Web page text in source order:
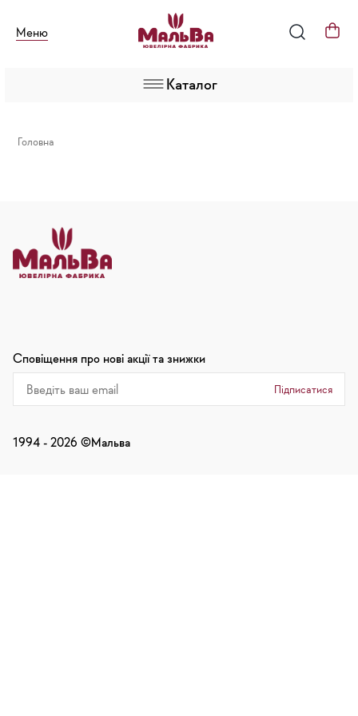
Меню
Каталог
Головна
Сповіщення про нові акції та знижки
Підписатися
1994 - 2026 ©Мальва